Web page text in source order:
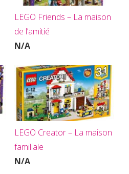
LEGO Friends – La maison
de l’amitié
N/A
LEGO Creator – La maison
familiale
N/A